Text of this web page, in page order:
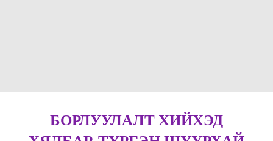
БОРЛУУЛАЛТ ХИЙХЭД